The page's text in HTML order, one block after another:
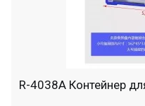
R-4038A Контейнер